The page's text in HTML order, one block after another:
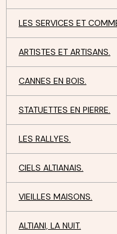
LES SERVICES ET
ARTISTES ET ARTISANS.
CANNES EN BOIS.
STATUETTES EN PIERRE.
LES RALLYES.
CIELS ALTIANAIS.
VIEILLES MAISONS.
ALTIANI, LA NUIT.